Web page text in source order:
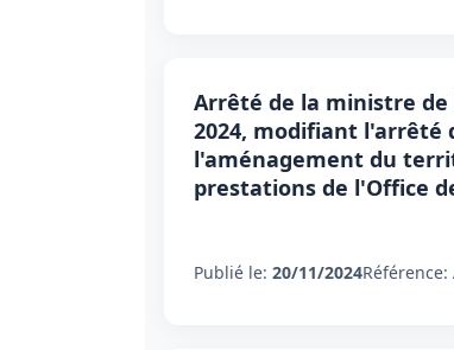
Arrêté de la ministre
2024, modifiant
l'aménagement du
prestations de l'Office
Publié le: 20/11/2024Référence: